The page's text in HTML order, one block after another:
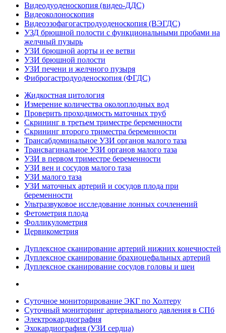
Видеодуоденоскопия (видео-ДДС)
Видеоколоноскопия
Видеоэзофагогастродуоденоскопия (ВЭГДС)
УЗД брюшной полости с функциональными пробами на
желчный пузырь
УЗИ брюшной аорты и ее ветви
УЗИ брюшной полости
УЗИ печени и желчного пузыря
Фиброгастродуоденоскопия (ФГДС)
Жидкостная цитология
Измерение количества околоплодных вод
Проверить проходимость маточных труб
Скрининг в третьем триместре беременности
Скрининг второго триместра беременности
Трансабдоминальное УЗИ органов малого таза
Трансвагинальное УЗИ органов малого таза
УЗИ в первом триместре беременности
УЗИ вен и сосудов малого таза
УЗИ малого таза
УЗИ маточных артерий и сосудов плода при
беременности
Ультразвуковое исследование лонных сочленений
Фетометрия плода
Фолликулометрия
Цервикометрия
Дуплексное сканирование артерий нижних конечностей
Дуплексное сканирование брахиоцефальных артерий
Дуплексное сканирование сосудов головы и шеи
Суточное мониторирование ЭКГ по Холтеру
Суточный мониторинг артериального давления в СПб
Электрокардиография
Эхокардиография (УЗИ сердца)